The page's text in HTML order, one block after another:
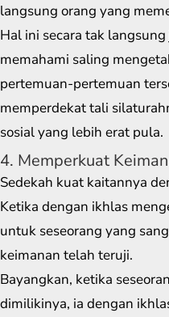
langsung orang yang
Hal ini secara tak
memahami saling
pertemuan-pertemuan
memperdekat tali
sosial yang lebih erat pula.
4. Memperkuat
Sedekah kuat kaitannya
Ketika dengan ikhlas
untuk seseorang yang
keimanan telah teruji.
Bayangkan, ketika
dimilikinya, ia dengan